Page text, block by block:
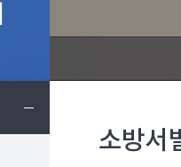
소방서